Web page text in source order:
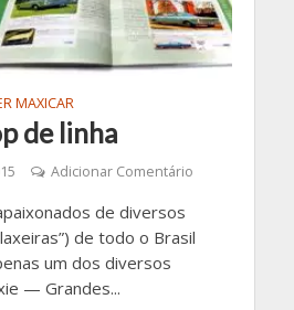
MAXICAR
de linha
Adicionar Comentário
de diversos
de todo o Brasil
um dos diversos
— Grandes...